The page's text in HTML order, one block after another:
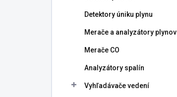
Detektory úniku plynu
Merače a analyzátory plynov
Merače CO
Analyzátory spalín
Vyhľadávače vedení